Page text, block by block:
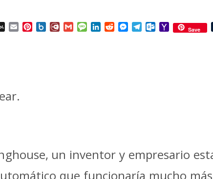
AOL EmailPinterest
Box.netDiary.Ru
GmailMessage
LinkedIn
RedditMessenger
Telegram
Outlook.com
Yahoo
Mail
Save
un inventor y empresario
que funcionaría mucho